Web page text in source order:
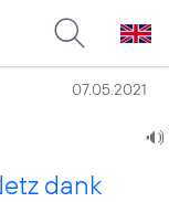
07.05.2021
dank